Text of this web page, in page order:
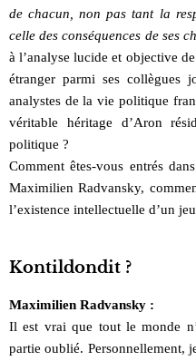
de chacun, non pas tant la
celle des conséquences de ses
à l’analyse lucide et objective
étranger parmi ses collègues
analystes de la vie politique
véritable héritage d’Aron
politique ?
Comment êtes-vous entrés
Maximilien Radvansky,
l’existence intellectuelle d’un
Kontildondit ?
Maximilien Radvansky :
Il est vrai que tout le monde
partie oublié. Personnellement,